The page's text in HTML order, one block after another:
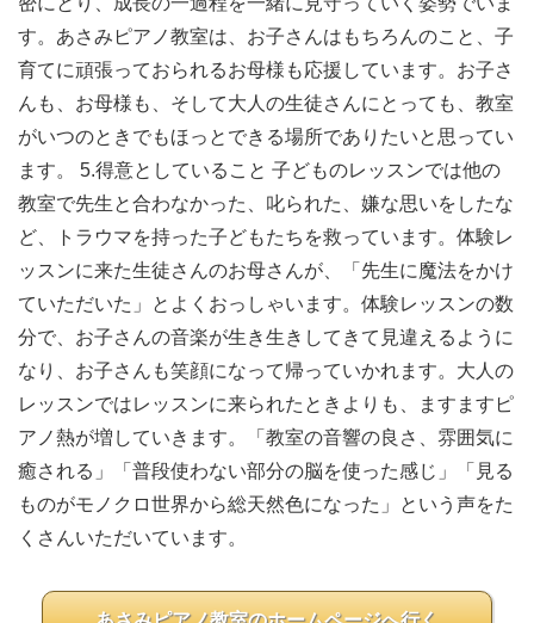
す。あさみピアノ教室は、お子さんはもちろんのこと、子
育てに頑張っておられるお母様も応援しています。お子さ
んも、お母様も、そして大人の生徒さんにとっても、教室
がいつのときでもほっとできる場所でありたいと思ってい
ます。 5.得意としていること 子どものレッスンでは他の
教室で先生と合わなかった、叱られた、嫌な思いをしたな
ど、トラウマを持った子どもたちを救っています。体験レ
ッスンに来た生徒さんのお母さんが、「先生に魔法をかけ
ていただいた」とよくおっしゃいます。体験レッスンの数
分で、お子さんの音楽が生き生きしてきて見違えるように
なり、お子さんも笑顔になって帰っていかれます。大人の
レッスンではレッスンに来られたときよりも、ますますピ
アノ熱が増していきます。「教室の音響の良さ、雰囲気に
癒される」「普段使わない部分の脳を使った感じ」「見る
ものがモノクロ世界から総天然色になった」という声をた
くさんいただいています。